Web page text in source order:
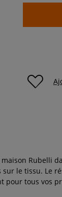
Rubelli
le tissu. Le
tous vos